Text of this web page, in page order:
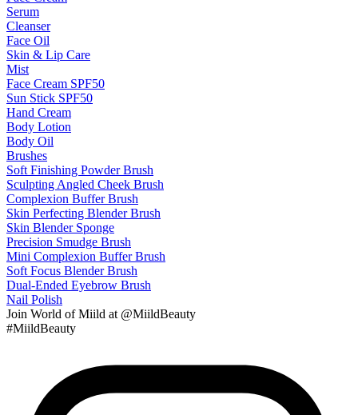
Serum
Cleanser
Face Oil
Skin & Lip Care
Mist
Face Cream SPF50
Sun Stick SPF50
Hand Cream
Body Lotion
Body Oil
Brushes
Soft Finishing Powder Brush
Sculpting Angled Cheek Brush
Complexion Buffer Brush
Skin Perfecting Blender Brush
Skin Blender Sponge
Precision Smudge Brush
Mini Complexion Buffer Brush
Soft Focus Blender Brush
Dual-Ended Eyebrow Brush
Nail Polish
Join World of Miild at @MiildBeauty
#MiildBeauty